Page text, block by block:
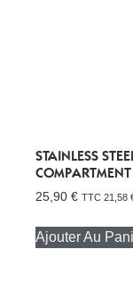
STAINLESS
COMPARTMENT
25,90 € TTC 21,58
Ajouter Au